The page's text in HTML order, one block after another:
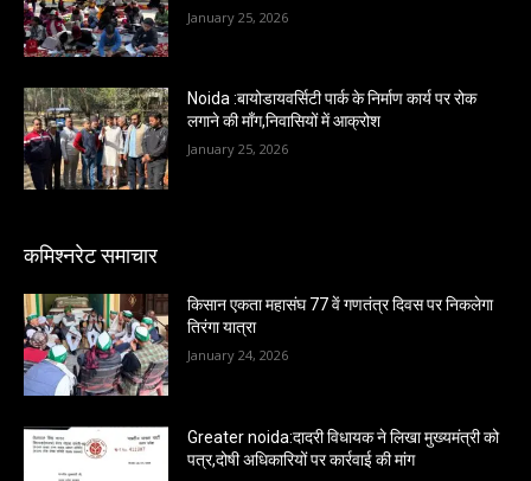
January 25, 2026
Noida :बायोडायवर्सिटी पार्क के निर्माण कार्य पर रोक
लगाने की माँग,निवासियों में आक्रोश
January 25, 2026
कमिश्नरेट समाचार
किसान एकता महासंघ 77 वें गणतंत्र दिवस पर निकलेगा
तिरंगा यात्रा
January 24, 2026
Greater noida:दादरी विधायक ने लिखा मुख्यमंत्री को
पत्र,दोषी अधिकारियों पर कार्रवाई की मांग